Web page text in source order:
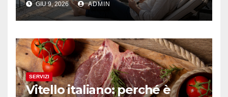
GIU 9, 2026 ADMIN
SERVIZI
Vitello italiano: perché è